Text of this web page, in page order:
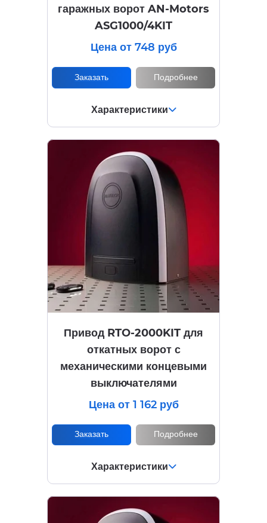
гаражных ворот AN-Motors
ASG1000/4KIT
Цена от 748 руб
Заказать Подробнее
Характеристики
Привод RTO-2000KIT для
откатных ворот с
механическими концевыми
выключателями
Цена от 1 162 руб
Заказать Подробнее
Характеристики